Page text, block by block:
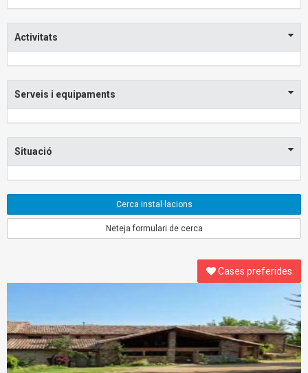
Activitats
Serveis i equipaments
Situació
Cerca instal·lacions
Neteja formulari de cerca
Cases preferides